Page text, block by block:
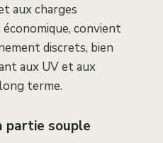
aux charges
convient
discrets, bien
aux UV et aux
terme.
partie souple